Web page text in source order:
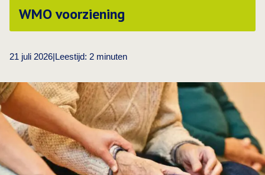
WMO voorziening
21 juli 2026|Leestijd: 2 minuten